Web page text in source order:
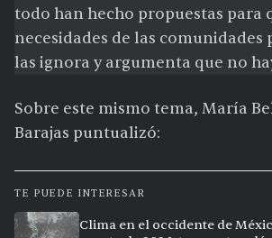
todo han hecho propuestas para
necesidades de las comunidades
las ignora y argumenta que no
Sobre este mismo tema, María
Barajas puntualizó:
TE PUEDE INTERESAR
Clima en el occidente de